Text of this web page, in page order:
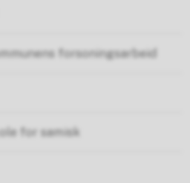
forsoningsarbeid
for samisk